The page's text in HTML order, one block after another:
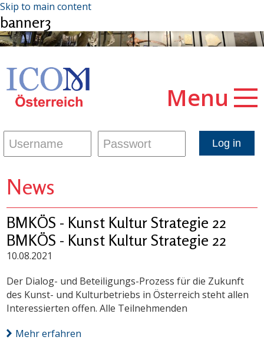
Skip to main content
banner3
Menu
News
BMKÖS - Kunst Kultur Strategie 22
BMKÖS - Kunst Kultur Strategie 22
10.08.2021
Der Dialog- und Beteiligungs-Prozess für die Zukunft
des Kunst- und Kulturbetriebs in Österreich steht allen
Interessierten offen. Alle Teilnehmenden
Mehr erfahren